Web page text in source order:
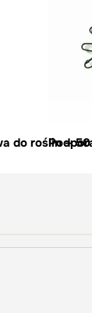
do roślin –